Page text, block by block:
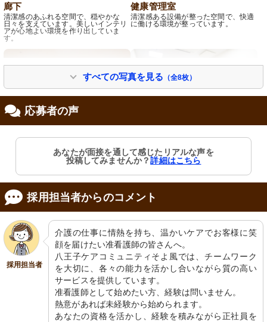
廊下
清潔感のあふれる空間で、穏やかな
日々を支えています。美しいインテリ
アが心地よい環境を作り出していま
す。
健康管理室
清潔感ある設備が整った空間で、快適
に働ける環境が整っています。
広く清潔感のある受付エリアで、温か
みのあるお出迎えができます。
応接室
温かみのある照明が心地よい空間で、
ゆったりとした椅子が並んでいます。
青空と緑に囲まれ心地よい休息がとれ
る屋外スペースです。
詰め所
明るい照明の下、丁寧に案内されるフ
ロントです。掲示物が豊富で情報が充
実しています。
すべての写真を見る （全8枚）
応募者の声
あなたが面接を通して感じたリアルな声を
投稿してみませんか？詳細はこちら
採用担当者からのコメント
採用担当者
介護の仕事に情熱を持ち、温かいケアでお客様に笑
顔を届けたい准看護師の皆さんへ。
八王子ケアコミュニティそよ風では、チームワーク
を大切に、各々の能力を活かし合いながら質の高い
サービスを提供しています。
准看護師として始めたい方、経験は問いません。
熱意があれば未経験から始められます。
あなたの資格を活かし、経験を積みながら正社員を